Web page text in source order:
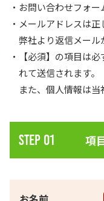
お問い合わせフォ
メールアドレスは正
弊社より返信メール
【必須】の項目は
れて送信されます。
また、個人情報は当
Step 01 項